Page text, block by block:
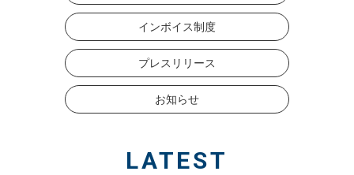
インボイス制度
プレスリリース
お知らせ
LATEST